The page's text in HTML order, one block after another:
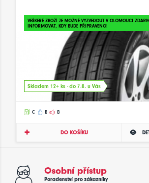
VEŠKERÉ ZBOŽÍ JE MOŽNÉ VYZVEDOUT V OLOMOUCI
INFORMOVAT, KDY BUDE PŘIPRAVENO!
Skladem 12+ ks - do 7.8. u Vás
C B B
DO KOŠÍKU
Osobní přístup
Poradenství pro zákazníky